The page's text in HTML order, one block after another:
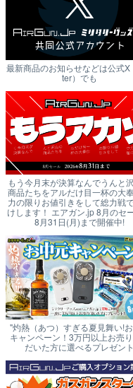
最新商品のお知らせなどは公式X
ter）でも
もう今月末が決算なんでうんと
商品たちをアルだけ目一杯の大
力の限りお値引きをして総力戦
けします！ エアガン.jp 8月のセ
8月31日(月)まで開催中!
"灼熱（あつ）すぎる夏見舞い!
キャンペーン！3万円以上お売
だいた方に選べるプレゼント